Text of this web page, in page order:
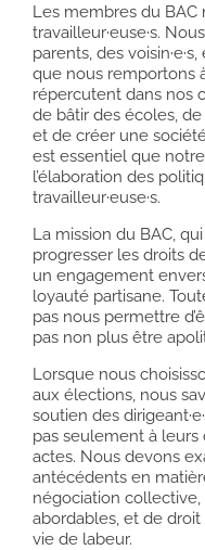
Les membres du BAC
travailleur·euse·s.
parents, des
que nous remportons
répercutent dans nos
de bâtir des écoles,
et de créer une
est essentiel que
l’élaboration des
travailleur·euse·s.
La mission du BAC,
progresser les droits
un engagement
loyauté partisane.
pas nous permettre
pas non plus être
Lorsque nous
aux élections, nous
soutien des
pas seulement à leurs
actes. Nous devons
antécédents en
négociation collective,
abordables, et de
vie de labeur.